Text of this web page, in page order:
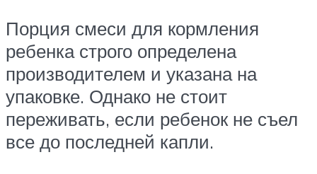
Порция смеси для кормления
ребенка строго определена
производителем и указана на
упаковке. Однако не стоит
переживать, если ребенок не съел
все до последней капли.